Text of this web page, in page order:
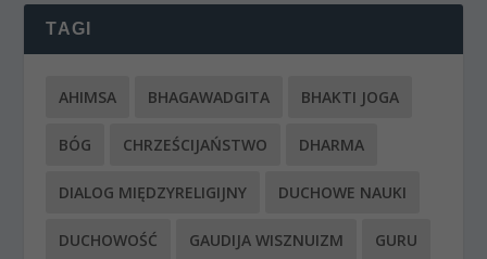
TAGI
AHIMSA BHAGAWADGITA BHAKTI JOGA
BÓG CHRZEŚCIJAŃSTWO DHARMA
DIALOG MIĘDZYRELIGIJNY DUCHOWE NAUKI
DUCHOWOŚĆ GAUDIJA WISZNUIZM GURU